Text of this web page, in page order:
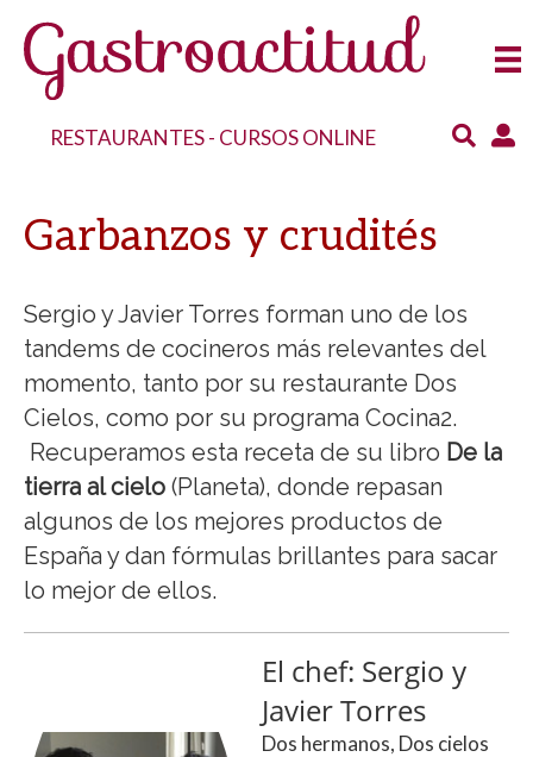
RESTAURANTES- CURSOS ONLINE
Garbanzos y crudités
Sergio y Javier Torres forman uno de los
tandems de cocineros más relevantes del
momento, tanto por su restaurante Dos
Cielos, como por su programa Cocina2.
Recuperamos esta receta de su libro De la
tierra al cielo (Planeta), donde repasan
algunos de los mejores productos de
España y dan fórmulas brillantes para sacar
lo mejor de ellos.
El chef: Sergio y
Javier Torres
Dos hermanos, Dos cielos